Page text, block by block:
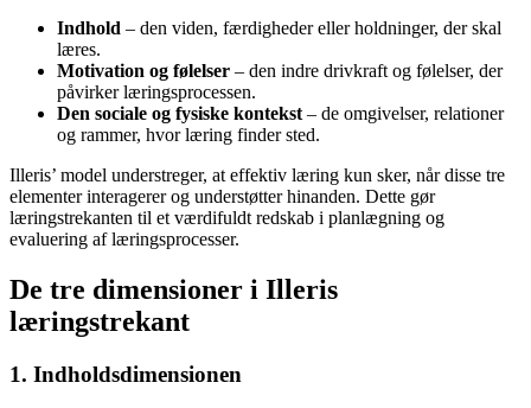
Indhold – den viden, færdigheder eller holdninger, der skal
læres.
Motivation og følelser – den indre drivkraft og følelser, der
påvirker læringsprocessen.
Den sociale og fysiske kontekst– de omgivelser, relationer
og rammer, hvor læring finder sted.
Illeris’ model understreger, at effektiv læring kun sker, når disse tre
elementer interagerer og understøtter hinanden. Dette gør
læringstrekanten til et værdifuldt redskab i planlægning og
evaluering af læringsprocesser.
De tre dimensioner i Illeris
læringstrekant
1. Indholdsdimensionen